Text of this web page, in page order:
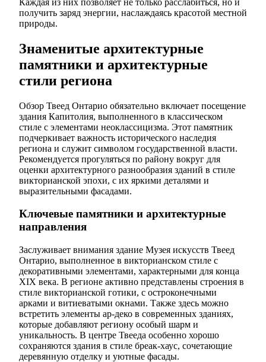
получить заряд энергии, наслаждаясь красотой местной
природы.
Знаменитые архитектурные
памятники и архитектурные
стили региона
Обзор Твеед Онтарио обязательно включает посещение
здания Капитолия, выполненного в классическом
стиле с элементами неоклассицизма. Этот памятник
подчеркивает важность исторического наследия
региона и служит символом государственной власти.
Рекомендуется прогуляться по району вокруг для
оценки архитектурного разнообразия зданий в стиле
викторианской эпохи, с их яркими деталями и
выразительными фасадами.
Ключевые памятники и архитектурные
направления
Заслуживает внимания здание Музея искусств Твеед
Онтарио, выполненное в викторианском стиле с
декоративными элементами, характерными для конца
XIX века. В регионе активно представлены строения в
стиле викторианской готики, с остроконечными
арками и витиеватыми окнами. Также здесь можно
встретить элементы ар-деко в современных зданиях,
которые добавляют региону особый шарм и
уникальность. В центре Твееда особенно хорошо
сохраняются здания в стиле бреак-хаус, сочетающие
деревянную отделку и уютные фасады.